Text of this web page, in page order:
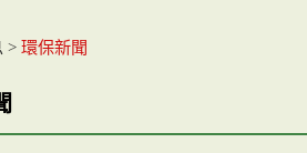
> 環保新聞